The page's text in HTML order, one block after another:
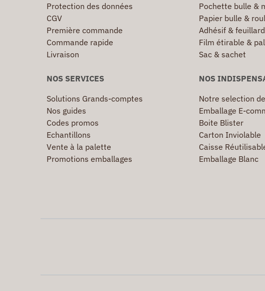
Protection des données
CGV
Première commande
Commande rapide
Livraison
Pochette bulle &
Papier bulle &
Adhésif & feuillard
Film étirable &
Sac & sachet
NOS SERVICES
Solutions Grands-comptes
Nos guides
Codes promos
Echantillons
Vente à la palette
Promotions emballages
NOS
Notre selection
Emballage E-
Boite Blister
Carton Inviolable
Caisse
Emballage Blanc